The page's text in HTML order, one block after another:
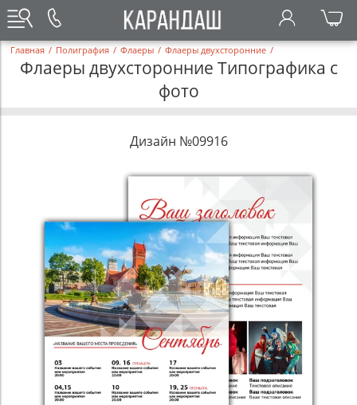
Главная / Полиграфия / Флаеры / Флаеры двухсторонние /
Флаеры двухсторонние Типографика с
фото
Дизайн №09916